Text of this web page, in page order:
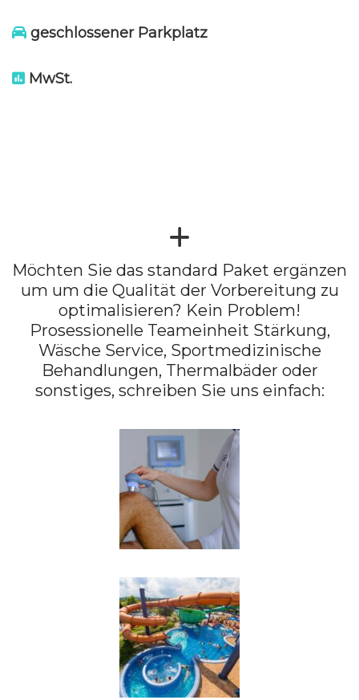
geschlossener Parkplatz
MwSt.
Möchten Sie das standard Paket ergänzen
um um die Qualität der Vorbereitung zu
optimalisieren? Kein Problem!
Prosessionelle Teameinheit Stärkung,
Wäsche Service, Sportmedizinische
Behandlungen, Thermalbäder oder
sonstiges, schreiben Sie uns einfach: